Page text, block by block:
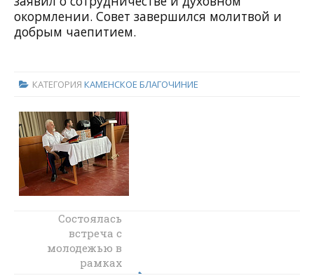
окормлении. Совет завершился молитвой и
добрым чаепитием.
КАТЕГОРИЯ КАМЕНСКОЕ БЛАГОЧИНИЕ
В храме
Архистратига
Михаила п.
Каменоломни
Состоялась
встреча с
молодежью в
рамках